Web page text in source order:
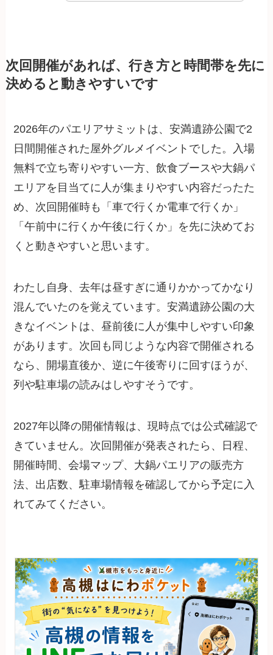
次回開催があれば、行き方と時間帯を先に
決めると動きやすいです
2026年のパエリアサミットは、安満遺跡公園で2
日間開催された屋外グルメイベントでした。入場
無料で立ち寄りやすい一方、飲食ブースや大鍋パ
エリアを目当てに人が集まりやすい内容だったた
め、次回開催時も「車で行くか電車で行くか」
「午前中に行くか午後に行くか」を先に決めてお
くと動きやすいと思います。
わたし自身、去年は昼すぎに通りかかってかなり
混んでいたのを覚えています。安満遺跡公園の大
きなイベントは、昼前後に人が集中しやすい印象
があります。次回も同じような内容で開催される
なら、開場直後か、逆に午後寄りに回すほうが、
列や駐車場の読みはしやすそうです。
2027年以降の開催情報は、現時点では公式確認で
きていません。次回開催が発表されたら、日程、
開催時間、会場マップ、大鍋パエリアの販売方
法、出店数、駐車場情報を確認してから予定に入
れてみてください。